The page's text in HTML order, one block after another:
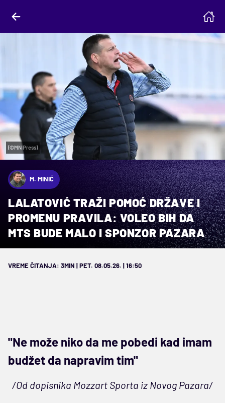
(©MN Press)
M. MINIĆ
LALATOVIĆ TRAŽI POMOĆ DRŽAVE I
PROMENU PRAVILA: VOLEO BIH DA
MTS BUDE MALO I SPONZOR PAZARA
VREME ČITANJA: 3MIN | PET. 08.05.26. | 16:50
"Ne može niko da me pobedi kad imam
budžet da napravim tim"
/Od dopisnika Mozzart Sporta iz Novog Pazara/